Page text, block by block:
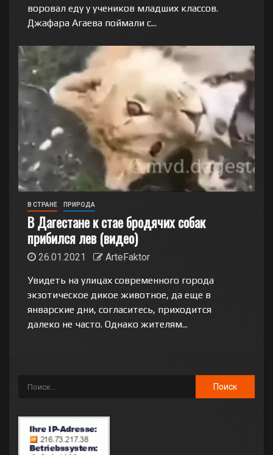
воровал еду у учеников младших классов.
Джафара Агаева поймали с...
В СТРАНЕ ПРИРОДА
В Дагестане к стае бродячих собак
прибился лев (видео)
26.01.2021
ArteFaktor
Увидеть на улицах современного города
экзотическое дикое животное, да еще в
январские дни, согласитесь, приходится
далеко не часто. Однако жителям...